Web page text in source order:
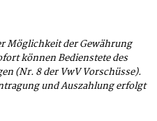
Möglichkeit der Gewährung
können Bedienstete des
(Nr. 8 der VwV Vorschüsse).
und Auszahlung erfolgt